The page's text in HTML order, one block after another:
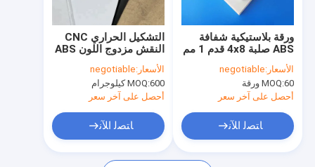
التشكيل الحراري CNC
النقش مزدوج اللون ABS
ورقة بلاستيكية مقطعة
إلى أي حجم
الأسعار:negotiable
MOQ:600 كيلوجرام
أحصل على آخر سعر
ﺎﺘﺼﻟ ﺍﻶﻧ
ورقة بلاستيكية شفافة
ABS صلبة 4x8 قدم 1 مم
الأسعار:negotiable
MOQ:60 ورقة
أحصل على آخر سعر
ﺎﺘﺼﻟ ﺍﻶﻧ